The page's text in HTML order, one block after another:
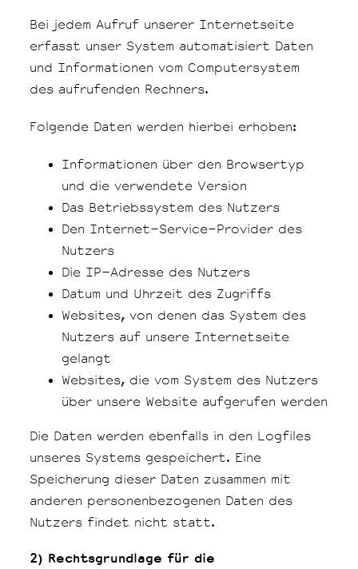
Bei jedem Aufruf unserer Internetseite
erfasst unser System automatisiert Daten
und Informationen vom Computersystem
des aufrufenden Rechners.
Folgende Daten werden hierbei erhoben:
Informationen über den Browsertyp
und die verwendete Version
Das Betriebssystem des Nutzers
Den Internet-Service-Provider des
Nutzers
Die IP-Adresse des Nutzers
Datum und Uhrzeit des Zugriffs
Websites, von denen das System des
Nutzers auf unsere Internetseite
gelangt
Websites, die vom System des Nutzers
über unsere Website aufgerufen werden
Die Daten werden ebenfalls in den Logfiles
unseres Systems gespeichert. Eine
Speicherung dieser Daten zusammen mit
anderen personenbezogenen Daten des
Nutzers findet nicht statt.
2) Rechtsgrundlage für die